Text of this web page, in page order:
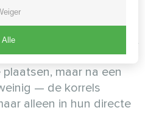
Op de ramen
op de muren
te ontstaan en de lucht
probeerden twee
maar na een
— de korrels
alleen in hun directe
Alle